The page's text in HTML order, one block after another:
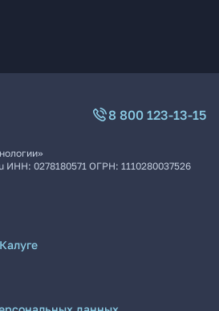
8 800 123-13-15
ИНН: 0278180571 ОГРН: 1110280037526